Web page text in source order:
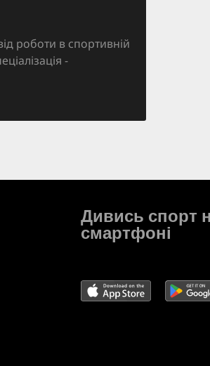
роботи в спортивній
-
Дивись спорт
смартфоні